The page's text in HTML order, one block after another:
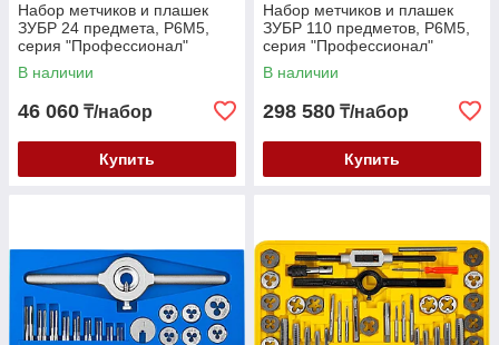
Набор метчиков и плашек
ЗУБР 24 предмета, Р6М5,
серия "Профессионал"
(28110-H24)
В наличии
46 060 ₸/набор
Купить
Набор метчиков и плашек
ЗУБР 110 предметов, Р6М5,
серия "Профессионал"
(28110-H110)
В наличии
298 580 ₸/набор
Купить